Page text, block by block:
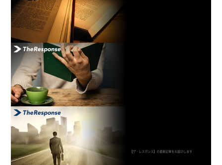
【ザ・レスポンス】の最新記事をお届けします